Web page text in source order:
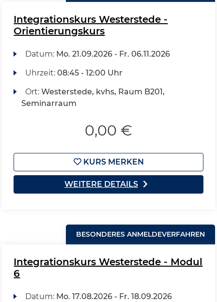
Integrationskurs Westerstede -
Orientierungskurs
Datum: Mo. 21.09.2026 - Fr. 06.11.2026
Uhrzeit: 08:45 - 12:00 Uhr
Ort: Westerstede, kvhs, Raum B201,
Seminarraum
0,00 €
KURS MERKEN
WEITERE DETAILS
BESONDERES ANMELDEVERFAHREN
Integrationskurs Westerstede - Modul
6
Datum: Mo. 17.08.2026 - Fr. 18.09.2026